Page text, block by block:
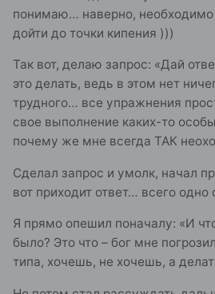
понимаю… наверно,
дойти до точки кипения )))
Так вот, делаю запрос: «Дай
это делать, ведь в этом нет
трудного… все упражнения
свое выполнение каких-то
почему же мне всегда ТАК
Сделал запрос и умолк, начал
вот приходит ответ… всего
Я прямо опешил поначалу: «И
было? Это что – бог мне
типа, хочешь, не хочешь, а